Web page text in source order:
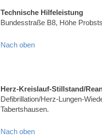
Technische Hilfeleistung
Bundesstraße B8, Höhe
Nach oben
Herz-Kreislauf-Stillstand/
Defibrillation/Herz-Lungen-
Tabertshausen.
Nach oben